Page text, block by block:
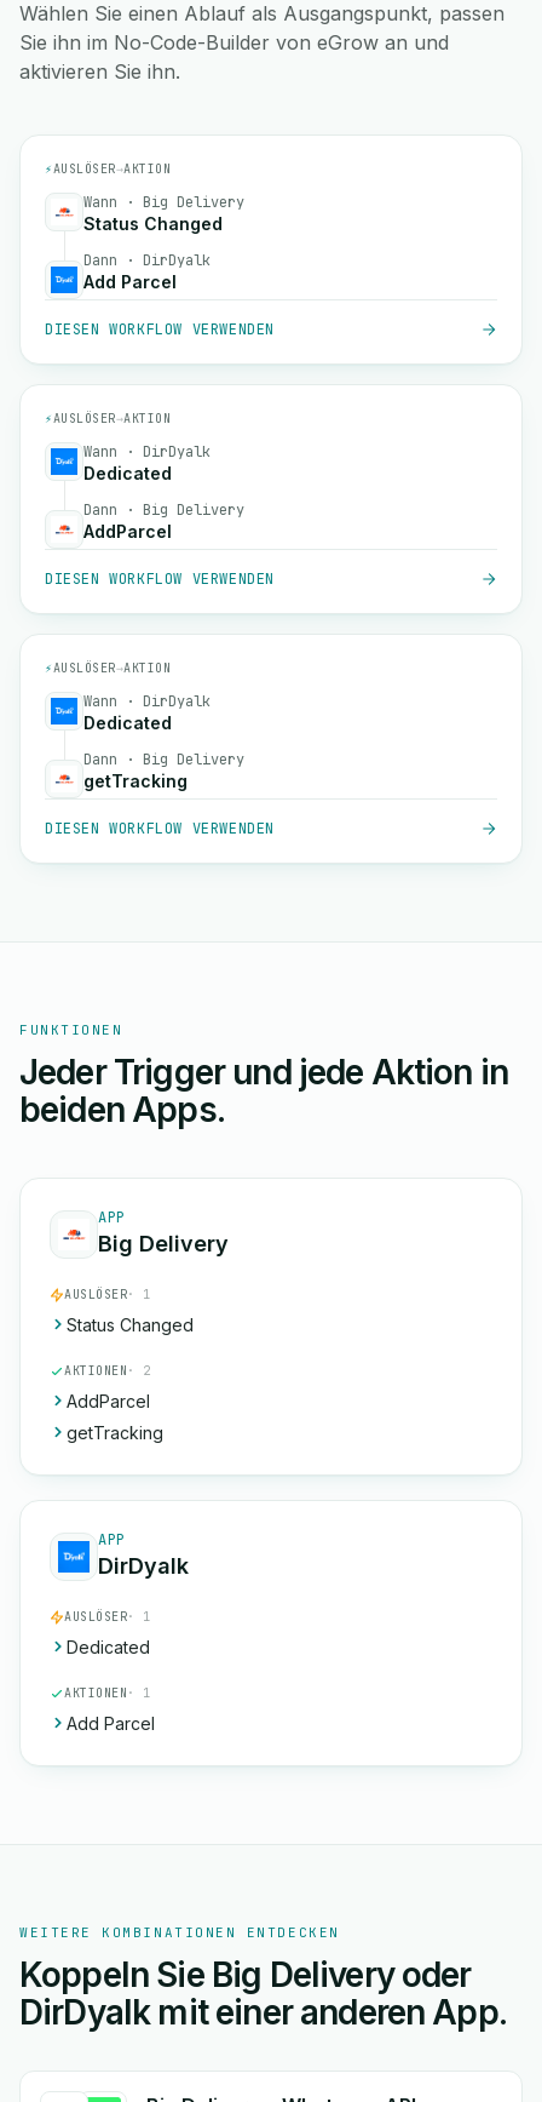
Wählen Sie einen Ablauf als Ausgangspunkt, passen
Sie ihn im No-Code-Builder von eGrow an und
aktivieren Sie ihn.
⚡AUSLÖSER→AKTION
Wann · Big Delivery
Status Changed
Dann · DirDyalk
Add Parcel
DIESEN WORKFLOW VERWENDEN
⚡AUSLÖSER→AKTION
Wann · DirDyalk
Dedicated
Dann · Big Delivery
AddParcel
DIESEN WORKFLOW VERWENDEN
⚡AUSLÖSER→AKTION
Wann · DirDyalk
Dedicated
Dann · Big Delivery
getTracking
DIESEN WORKFLOW VERWENDEN
FUNKTIONEN
Jeder Trigger und jede Aktion in
beiden Apps.
APP
Big Delivery
AUSLÖSER· 1
Status Changed
AKTIONEN · 2
AddParcel
getTracking
APP
DirDyalk
AUSLÖSER· 1
Dedicated
AKTIONEN · 1
Add Parcel
WEITERE KOMBINATIONEN ENTDECKEN
Koppeln Sie Big Delivery oder
DirDyalk mit einer anderen App.